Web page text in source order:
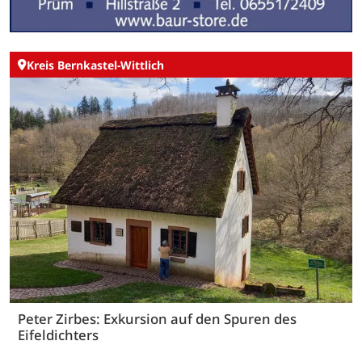
Kreis Bernkastel-Wittlich
Peter Zirbes: Exkursion auf den Spuren des
Eifeldichters